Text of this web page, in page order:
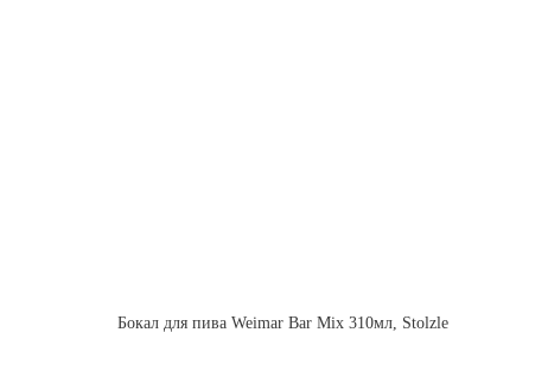
Бокал для пива Weimar Bar Mix 310мл, Stolzle